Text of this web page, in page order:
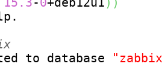
to database